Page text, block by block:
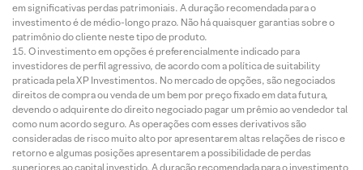
em significativas perdas patrimoniais. A duração recomendada para o
investimento é de médio-longo prazo. Não há quaisquer garantias sobre o
patrimônio do cliente neste tipo de produto.
O investimento em opções é preferencialmente indicado para
investidores de perfil agressivo, de acordo com a política de suitability
praticada pela XP Investimentos. No mercado de opções, são negociados
direitos de compra ou venda de um bem por preço fixado em data futura,
devendo o adquirente do direito negociado pagar um prêmio ao vendedor tal
como num acordo seguro. As operações com esses derivativos são
consideradas de risco muito alto por apresentarem altas relações de risco e
retorno e algumas posições apresentarem a possibilidade de perdas
superiores ao capital investido. A duração recomendada para o investimento